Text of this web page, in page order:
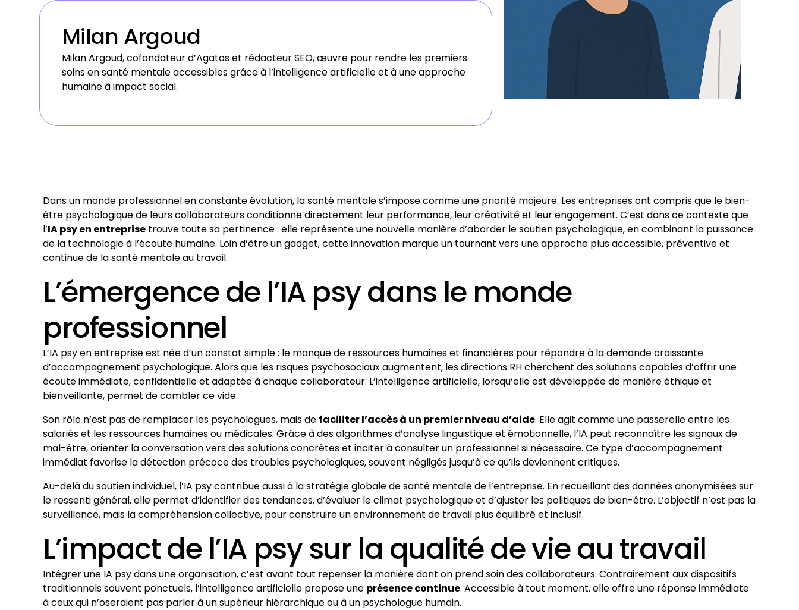
Milan Argoud
Milan Argoud, cofondateur d’Agatos et rédacteur SEO, œuvre pour rendre les premiers
soins en santé mentale accessibles grâce à l’intelligence artificielle et à une approche
humaine à impact social.
Dans un monde professionnel en constante évolution, la santé mentale s’impose comme une priorité majeure. Les entreprises ont compris que le bien-
être psychologique de leurs collaborateurs conditionne directement leur performance, leur créativité et leur engagement. C’est dans ce contexte que
l’IA psy en entreprise trouve toute sa pertinence : elle représente une nouvelle manière d’aborder le soutien psychologique, en combinant la puissance
de la technologie à l’écoute humaine. Loin d’être un gadget, cette innovation marque un tournant vers une approche plus accessible, préventive et
continue de la santé mentale au travail.
L’émergence de l’IA psy dans le monde
professionnel
L’IA psy en entreprise est née d’un constat simple : le manque de ressources humaines et financières pour répondre à la demande croissante
d’accompagnement psychologique. Alors que les risques psychosociaux augmentent, les directions RH cherchent des solutions capables d’offrir une
écoute immédiate, confidentielle et adaptée à chaque collaborateur. L’intelligence artificielle, lorsqu’elle est développée de manière éthique et
bienveillante, permet de combler ce vide.
Son rôle n’est pas de remplacer les psychologues, mais de faciliter l’accès à un premier niveau d’aide. Elle agit comme une passerelle entre les
salariés et les ressources humaines ou médicales. Grâce à des algorithmes d’analyse linguistique et émotionnelle, l’IA peut reconnaître les signaux de
mal-être, orienter la conversation vers des solutions concrètes et inciter à consulter un professionnel si nécessaire. Ce type d’accompagnement
immédiat favorise la détection précoce des troubles psychologiques, souvent négligés jusqu’à ce qu’ils deviennent critiques.
Au-delà du soutien individuel, l’IA psy contribue aussi à la stratégie globale de santé mentale de l’entreprise. En recueillant des données anonymisées sur
le ressenti général, elle permet d’identifier des tendances, d’évaluer le climat psychologique et d’ajuster les politiques de bien-être. L’objectif n’est pas la
surveillance, mais la compréhension collective, pour construire un environnement de travail plus équilibré et inclusif.
L’impact de l’IA psy sur la qualité de vie au travail
Intégrer une IA psy dans une organisation, c’est avant tout repenser la manière dont on prend soin des collaborateurs. Contrairement aux dispositifs
traditionnels souvent ponctuels, l’intelligence artificielle propose une présence continue. Accessible à tout moment, elle offre une réponse immédiate
à ceux qui n’oseraient pas parler à un supérieur hiérarchique ou à un psychologue humain.